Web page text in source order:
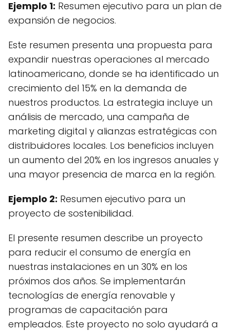
Ejemplo 1: Resumen ejecutivo para un plan de
expansión de negocios.
Este resumen presenta una propuesta para
expandir nuestras operaciones al mercado
latinoamericano, donde se ha identificado un
crecimiento del 15% en la demanda de
nuestros productos. La estrategia incluye un
análisis de mercado, una campaña de
marketing digital y alianzas estratégicas con
distribuidores locales. Los beneficios incluyen
un aumento del 20% en los ingresos anuales y
una mayor presencia de marca en la región.
Ejemplo 2: Resumen ejecutivo para un
proyecto de sostenibilidad.
El presente resumen describe un proyecto
para reducir el consumo de energía en
nuestras instalaciones en un 30% en los
próximos dos años. Se implementarán
tecnologías de energía renovable y
programas de capacitación para
empleados. Este proyecto no solo ayudará a